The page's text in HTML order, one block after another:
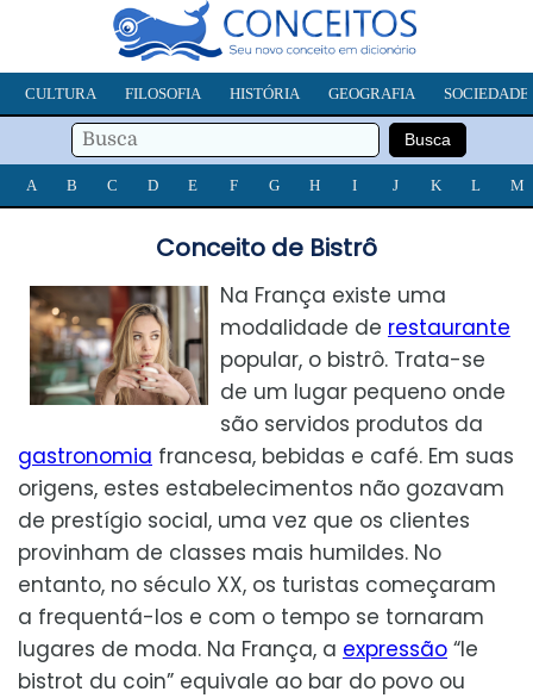
CULTURA FILOSOFIA HISTÓRIA GEOGRAFIA SOCIEDADE
A B C D E F G H I J K L M
Conceito de Bistrô
Na França existe uma
modalidade de restaurante
popular, o bistrô. Trata-se
de um lugar pequeno onde
são servidos produtos da
gastronomia francesa, bebidas e café. Em suas
origens, estes estabelecimentos não gozavam
de prestígio social, uma vez que os clientes
provinham de classes mais humildes. No
entanto, no século XX, os turistas começaram
a frequentá-los e com o tempo se tornaram
lugares de moda. Na França, a expressão “le
bistrot du coin” equivale ao bar do povo ou